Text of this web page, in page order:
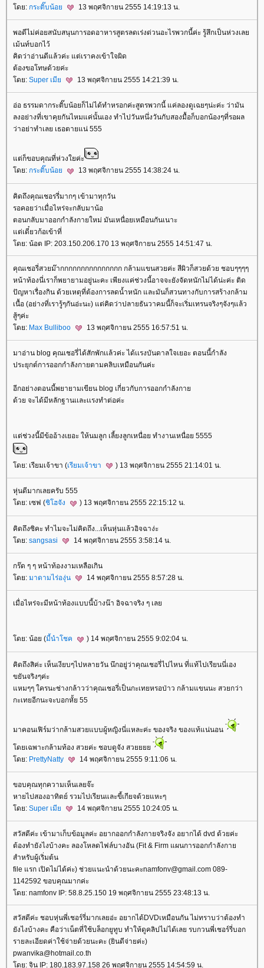
ดย: กระติ๊บน้อ 13 พฤศจิกายน 2555 14:19:13 น.
พอดีไม่ค่อยสนับสนุนการอดอาหารสูตรลดเร่งด่วนอะไรพวกนี้ค่ะ รู้สึกเป็นห่วงเล
เม้นท์บอกไว้
คิดว่าอ่านดีแล้วค่ะ แต่เราคงเข้าใจผิด
ต้องขอโทษด้วยค่ะ
ดย: Super เมี 13 พฤศจิกายน 2555 14:21:39 น.
อ่อ ธรรมดากระติ๊บน้อยก็ไม่ได้ทำหรอกค่ะสูตรพวกนี้ แค่ลองดูเฉยๆน่ะค่ะ ว่ามัน
ลงอย่างที่เขาคุยกันไหมแค่นั้นเอง ทำไปวันหนึ่งวันกับสองมื้อก็บอกน้องๆที่รอผล
ว่าอย่าทำเลย เธอตายแน่ 555
ต่ก็ขอบคุณที่ห่วงใยค่ะ
ดย: กระติ๊บน้อ 13 พฤศจิกายน 2555 14:38:24 น.
คิดถึงคุณเชอรรี่มากๆ เข้ามาทุกวัน
รอคอยว่าเมื่อไหร่จะกลับมาน้อ
ตอนกลับมาออกกำลังกายใหม่ มันเหนื่อยเหมือนกันเนาะ
ต่เดี๋ยวก้อเข้าที่
ดย: น้อต IP: 203.150.206.170 13 พฤศจิกายน 2555 14:51:47 น.
คุณเชอรี่สวยม๊ากกกกกกกกกกกกกกก กล้ามแขนสวยค่ะ สีผิวก็สวยด้วย ชอบๆๆๆๆ
หน้าท้องนี่เราก็พยายามอยู่นะคะ เพียงแค่ช่วงนี้อาจจะยังจัดหนักไม่ได้น่ะค่ะ ติด
ปัญหาเรื่องกิน ด้วยเหตุที่ต้องการลดน้ำหนัก และมันก็สวนทางกับการสร้างกล้าม
เนื้อ (อย่างที่เรารู้ๆกันอ่ะนะ) แต่คิดว่าปลายธันวาคมนี้ก็จะเริ่มเทรนจริงๆจังๆแล้ว
สู้ๆค่ะ
ดย: Max Bulliboo 13 พฤศจิกายน 2555 16:57:51 น.
มาอ่าน blog คุณเชอรี่ได้สักพักเเล้วค่ะ ได้เเรงบันดาลใจเยอะ ตอนนี้กำลัง
ประยุกต์การออกกำลังกายตามคลิบเหมือนกันค่ะ
อีกอย่างตอนนี้พยายามเขียน blog เกี่ยวกับการออกกำลังกา
ด้วย จะได้มีหลักฐานเเละเเรงทำต่อค่ะ
ต่ช่วงนี้มีข้ออ้างเยอะ ให้นมลูก เลี้ยงลูกเหนื่อย ทำงานเหนื่อย 5555
ดย: เรียมเจ้าขา (เรียมเจ้าขา ) 13 พฤศจิกายน 2555 21:14:01 น.
หุ่นดีมากเลยครับ 555
ดย: เซฟ (ชิโฮจัง ) 13 พฤศจิกายน 2555 22:15:12 น.
คิดถึงซิคะ ทำไมจะไม่คิดถึง...เห็นหุ่นแล้วอิจฉาง่ะ
ดย: sangsasi 14 พฤศจิกายน 2555 3:58:14 น.
กร๊ด ๆ ๆ หน้าท้องงามเหลือเกิน
ดย: มาดามไร่องุ่น 14 พฤศจิกายน 2555 8:57:28 น.
เมื่อไหร่จะมีหน้าท้องแบบนี้บ้างน๊า อิจฉาจริง ๆ เล
ดย: น้อย (มี้นำโชค ) 14 พฤศจิกายน 2555 9:02:04 น.
คิดถึงสิค่ะ เห็นเงียบๆไปหลายวัน นึกอยู่ว่าคุณเชอรี่ไปไหน ที่แท้ไปเรียนนี่เอง
ขยันจริงๆค่ะ
หมๆๆ ใครนะช่างกล้าวว่าคุณเชอรี่เป็นกะเทยหรอป่าว กล้ามแขนนะ สวยกว่า
กะเทยอีกนะจะบอกหั้ย 55
มาคอนเฟิร์มว่ากล้ามสวยแบบผู้หญิงนี่แหละค่ะ ของจริง ของแท้แน่นอน
ดยเฉพาะกล้ามท้อง สวยค่ะ ชอบดูจัง สว
ดย: PrettyNatty 14 พฤศจิกายน 2555 9:11:06 น.
ขอบคุณทุกความเห็นเลยจ๊ะ
หายไปสองอาทิตย์ รวมไปเรียนและขี้เกียจด้วยแหะๆ
ดย: Super เมี 14 พฤศจิกายน 2555 10:24:05 น.
สวัสดีค่ะ เข้ามาเก็บข้อมูลค่ะ อยากออกกำลังกายจริงจัง อยากได้ dvd ด้วยค่ะ
ต้องทำยังไงบ้างคะ ลองโหลดไฟล์บางอัน (Fit & Firm แผนการออกกำลังกา
สำหรับผู้เริ่มต้น
file แรก เปิดไม่ได้ค่ะ) ช่วยแนะนำด้วยนะคะnamfonv@gmail.com 089-
1142592 ขอบคุณมากค่ะ
ดย: namfonv IP: 58.8.25.150 19 พฤศจิกายน 2555 23:48:13 น.
สวัสดีค่ะ ชอบหุ่นพี่เชอร์รี่มากเลยอ่ะ อยากได้DVDเหมือนกัน ไม่ทราบว่าต้องทำ
ังไงบ้างคะ คือว่าเน็ตที่ใช้บล็อกยูทูบ ทำให้ดูคลิปไม่ได้เลย รบกวนพี่เชอร์รี่บอก
รายละเอียดค่าใช้จ่ายด้วยนะคะ (ยินดีจ่ายค่ะ)
pwanvika@hotmail.co.th
ดย: จิน IP: 180.183.97.158 26 พฤศจิกายน 2555 14:54:59 น.